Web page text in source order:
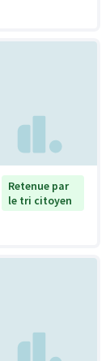
Retenue par
le tri citoyen